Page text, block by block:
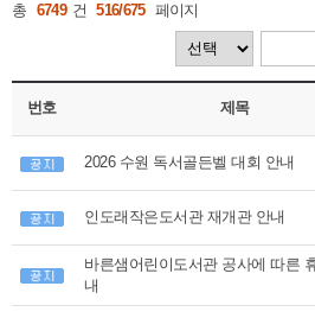
총 6749 건 516/675 페이지
번호 제목
2026 수원 독서골든벨 대회 안내
인도래작은도서관 재개관 안내
바른샘어린이도서관 공사에 따른
내